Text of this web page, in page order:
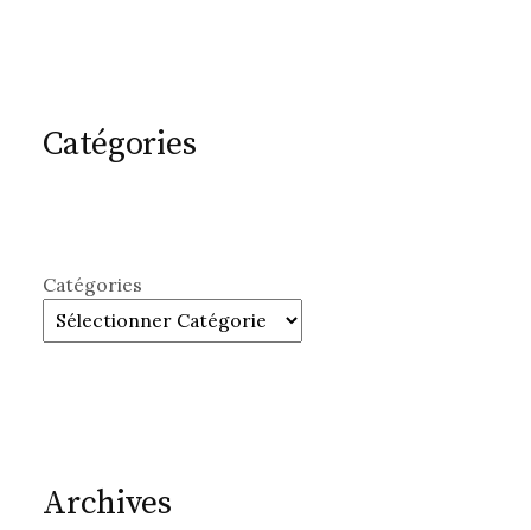
Catégories
Catégories
Archives